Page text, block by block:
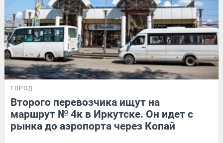
ГОРОД
Второго перевозчика ищут на
маршрут № 4к в Иркутске. Он идет с
рынка до аэропорта через Копай